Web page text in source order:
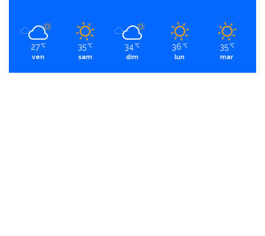
27 ℃
ven
35 ℃
sam
34 ℃
dim
36 ℃
lun
35 ℃
mar